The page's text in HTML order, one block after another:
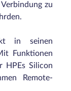
zu
in seinen
Funktionen
HPEs Silicon
Remote-